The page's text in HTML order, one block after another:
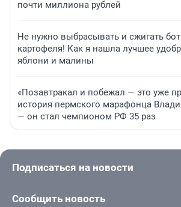
почти миллиона рублей
Не нужно выбрасывать и сжигать
картофеля! Как я нашла лучшее
яблони и малины
«Позавтракал и побежал — это уже
история пермского марафонца
— он стал чемпионом РФ 35 раз
Подписаться на новости
Сообщить новость